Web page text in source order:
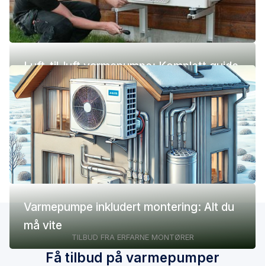
Luft-til-luft varmepumpe: Komplett guide
(pris, fordeler og ulemper)
Varmepumpe inkludert montering: Alt du
må vite
TILBUD FRA ERFARNE MONTØRER
Få tilbud på varmepumper